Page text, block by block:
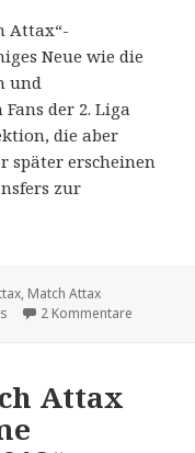
Attax“-
Neue wie die
und
der 2. Liga
die aber
später erscheinen
zur
, Match Attax
2 Kommentare
Attax